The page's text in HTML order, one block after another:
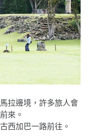
拉邊境，許多旅人會
來。
西加巴一路前往。